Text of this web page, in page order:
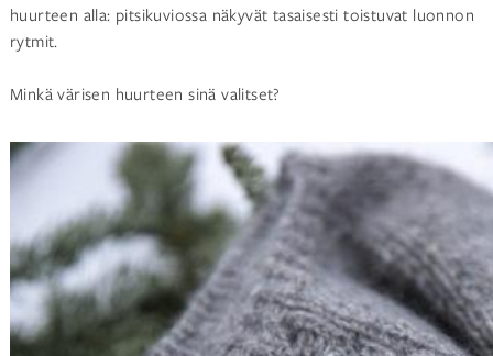
huurteen alla: pitsikuviossa näkyvät tasaisesti toistuvat luonnon
rytmit.
Minkä värisen huurteen sinä valitset?